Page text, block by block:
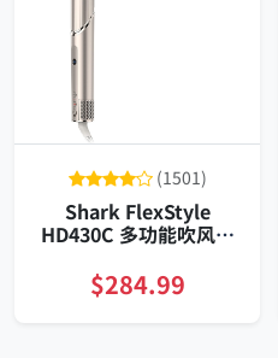
(1501)
Shark FlexStyle
HD430C 多功能吹风造
$284.99